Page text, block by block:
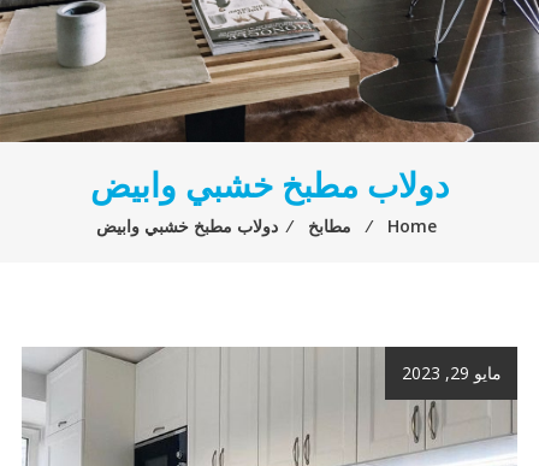
دولاب مطبخ خشبي وابيض
Home
⁄ مطابخ ⁄ دولاب مطبخ خشبي وابيض
مايو 29, 2023